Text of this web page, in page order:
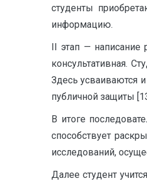
студенты
информацию.
II этап —
консультативная.
Здесь усваиваются
публичной защиты
В итоге
способствует
исследований,
Далее студент